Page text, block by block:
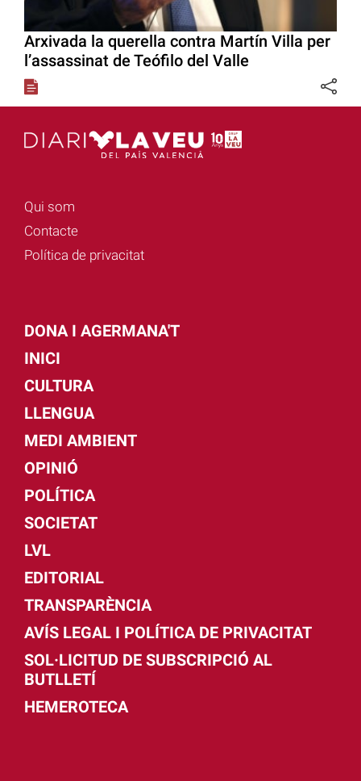
Arxivada la querella contra Martín Villa per
l’assassinat de Teófilo del Valle
Qui som
Contacte
Política de privacitat
DONA I AGERMANA'T
INICI
CULTURA
LLENGUA
MEDI AMBIENT
OPINIÓ
POLÍTICA
SOCIETAT
LVL
EDITORIAL
TRANSPARÈNCIA
AVÍS LEGAL I POLÍTICA DE PRIVACITAT
SOL·LICITUD DE SUBSCRIPCIÓ AL
BUTLLETÍ
HEMEROTECA